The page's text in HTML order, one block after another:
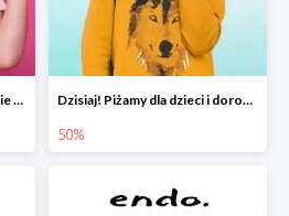
Czyszczenie outletu! Ostatnie sztuki do -80% Dzisiaj! Piżamy dla dzieci i dorosłych -50%
50%